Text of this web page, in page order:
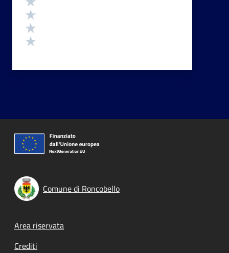
Comune di Roncobello
Footer menu
Area riservata
Crediti